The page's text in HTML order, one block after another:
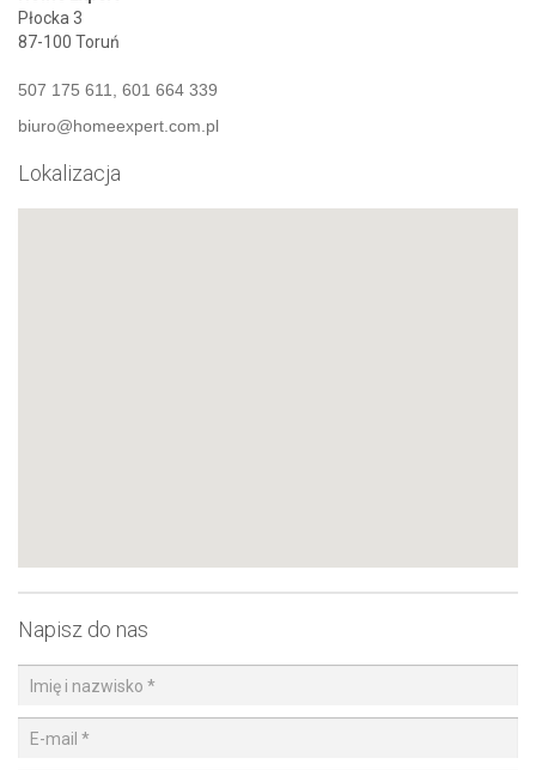
Płocka 3
87-100 Toruń
507 175 611, 601 664 339
biuro@homeexpert.com.pl
Lokalizacja
Napisz do nas